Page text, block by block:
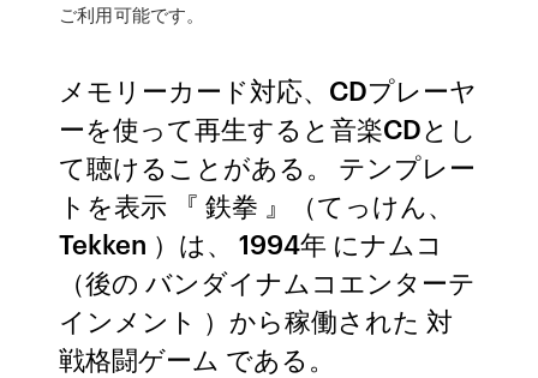
ご利用可能です。
メモリーカード対応、CDプレーヤ
ーを使って再生すると音楽CDとし
て聴けることがある。 テンプレー
トを表示 『 鉄拳 』（てっけん、
Tekken ）は、 1994年 にナムコ
（後の バンダイナムコエンターテ
インメント ）から稼働された 対
戦格闘ゲーム である。